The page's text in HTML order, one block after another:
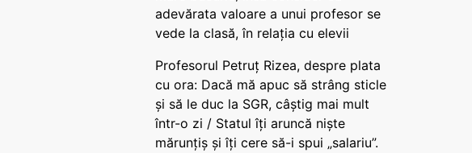
adevărata valoare a unui profesor se
vede la clasă, în relația cu elevii
Profesorul Petruț Rizea, despre plata
cu ora: Dacă mă apuc să strâng sticle
și să le duc la SGR, câștig mai mult
într-o zi / Statul îți aruncă niște
mărunțiș și îți cere să-i spui „salariu”.